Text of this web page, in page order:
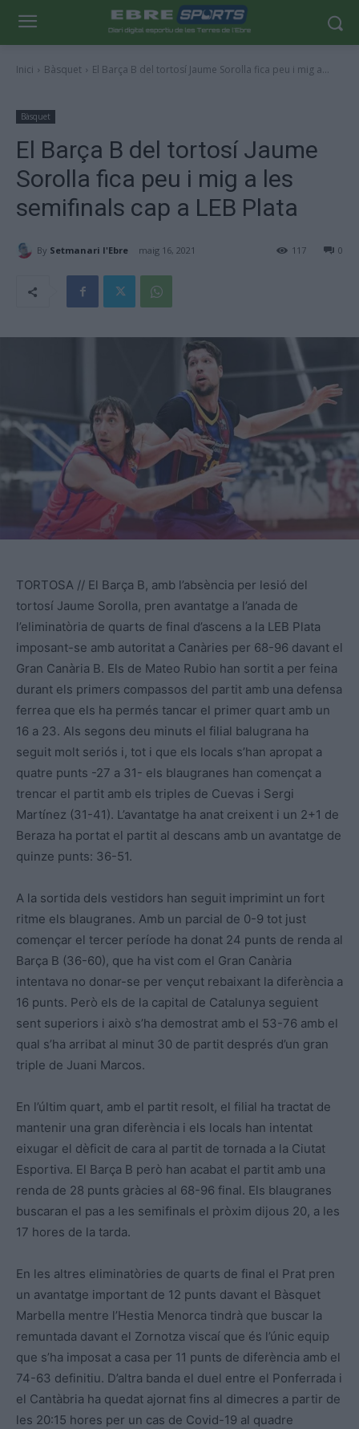
Inici Bàsquet El Barça B del tortosí Jaume Sorolla fica peu i mig a...
Bàsquet
El Barça B del tortosí Jaume
Sorolla fica peu i mig a les
semifinals cap a LEB Plata
By Setmanari l'Ebre maig 16, 2021 0
117
TORTOSA // El Barça B, amb l’absència per lesió del
tortosí Jaume Sorolla, pren avantatge a l’anada de
l’eliminatòria de quarts de final d’ascens a la LEB Plata
imposant-se amb autoritat a Canàries per 68-96 davant el
Gran Canària B. Els de Mateo Rubio han sortit a per feina
durant els primers compassos del partit amb una defensa
ferrea que els ha permés tancar el primer quart amb un
16 a 23. Als segons deu minuts el filial balugrana ha
seguit molt seriós i, tot i que els locals s’han apropat a
quatre punts -27 a 31- els blaugranes han començat a
trencar el partit amb els triples de Cuevas i Sergi
Martínez (31-41). L’avantatge ha anat creixent i un 2+1 de
Beraza ha portat el partit al descans amb un avantatge de
quinze punts: 36-51.
A la sortida dels vestidors han seguit imprimint un fort
ritme els blaugranes. Amb un parcial de 0-9 tot just
començar el tercer període ha donat 24 punts de renda al
Barça B (36-60), que ha vist com el Gran Canària
intentava no donar-se per vençut rebaixant la diferència a
16 punts. Però els de la capital de Catalunya seguient
sent superiors i això s’ha demostrat amb el 53-76 amb el
qual s’ha arribat al minut 30 de partit després d’un gran
triple de Juani Marcos.
En l’últim quart, amb el partit resolt, el filial ha tractat de
mantenir una gran diferència i els locals han intentat
eixugar el dèficit de cara al partit de tornada a la Ciutat
Esportiva. El Barça B però han acabat el partit amb una
renda de 28 punts gràcies al 68-96 final. Els blaugranes
buscaran el pas a les semifinals el pròxim dijous 20, a les
17 hores de la tarda.
En les altres eliminatòries de quarts de final el Prat pren
un avantatge important de 12 punts davant el Bàsquet
Marbella mentre l’Hestia Menorca tindrà que buscar la
remuntada davant el Zornotza viscaí que és l’únic equip
que s’ha imposat a casa per 11 punts de diferència amb el
74-63 definitiu. D’altra banda el duel entre el Ponferrada i
el Cantàbria ha quedat ajornat fins al dimecres a partir de
les 20:15 hores per un cas de Covid-19 al quadre